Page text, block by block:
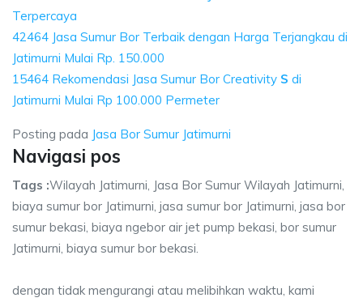
Terpercaya
42464 Jasa Sumur Bor Terbaik dengan Harga Terjangkau di
Jatimurni Mulai Rp. 150.000
15464 Rekomendasi Jasa Sumur Bor Creativity S di
Jatimurni Mulai Rp 100.000 Permeter
Posting pada Jasa Bor Sumur Jatimurni
Navigasi pos
Tags :Wilayah Jatimurni, Jasa Bor Sumur Wilayah Jatimurni,
biaya sumur bor Jatimurni, jasa sumur bor Jatimurni, jasa bor
sumur bekasi, biaya ngebor air jet pump bekasi, bor sumur
Jatimurni, biaya sumur bor bekasi.
dengan tidak mengurangi atau melibihkan waktu, kami